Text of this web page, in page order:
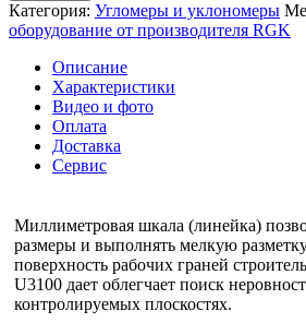
Категория: Угломеры и уклономеры
оборудование от производителя RGK
Описание
Характеристики
Видео и фото
Оплата
Доставка
Сервис
Миллиметровая шкала (линейка)
размеры и выполнять мелкую
поверхность рабочих граней
U3100 дает облегчает поиск
контролируемых плоскостях.